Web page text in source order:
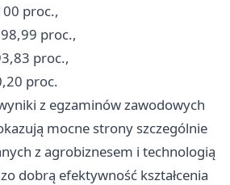
proc.,
proc.,
proc.,
proc.
z egzaminów zawodowych
mocne strony szczególnie
z agrobiznesem i technologią
dobrą efektywność kształcenia